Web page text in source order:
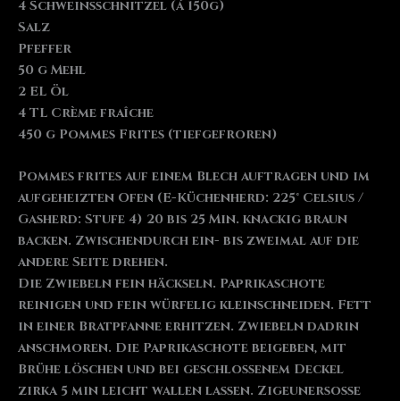
4 Schweinsschnitzel (á 150g)
Salz
Pfeffer
50 g Mehl
2 EL Öl
4 TL Crème fraîche
450 g Pommes Frites (tiefgefroren)
Pommes frites auf einem Blech auftragen und im
aufgeheizten Ofen (E-Küchenherd: 225° Celsius /
Gasherd: Stufe 4) 20 bis 25 Min. knackig braun
backen. Zwischendurch ein- bis zweimal auf die
andere Seite drehen.
Die Zwiebeln fein häckseln. Paprikaschote
reinigen und fein würfelig kleinschneiden. Fett
in einer Bratpfanne erhitzen. Zwiebeln dadrin
anschmoren. Die Paprikaschote beigeben, mit
Brühe löschen und bei geschlossenem Deckel
zirka 5 min leicht wallen lassen. Zigeunersosse